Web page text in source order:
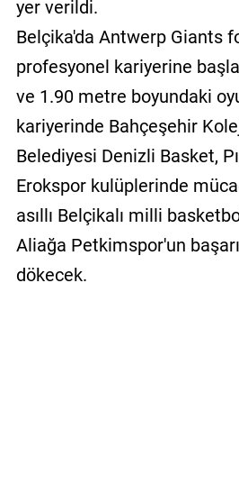
yer verildi.
Belçika'da Antwerp Giants
profesyonel kariyerine
ve 1.90 metre boyundaki
kariyerinde Bahçeşehir
Belediyesi Denizli Basket,
Erokspor kulüplerinde
asıllı Belçikalı milli
Aliağa Petkimspor'un
dökecek.